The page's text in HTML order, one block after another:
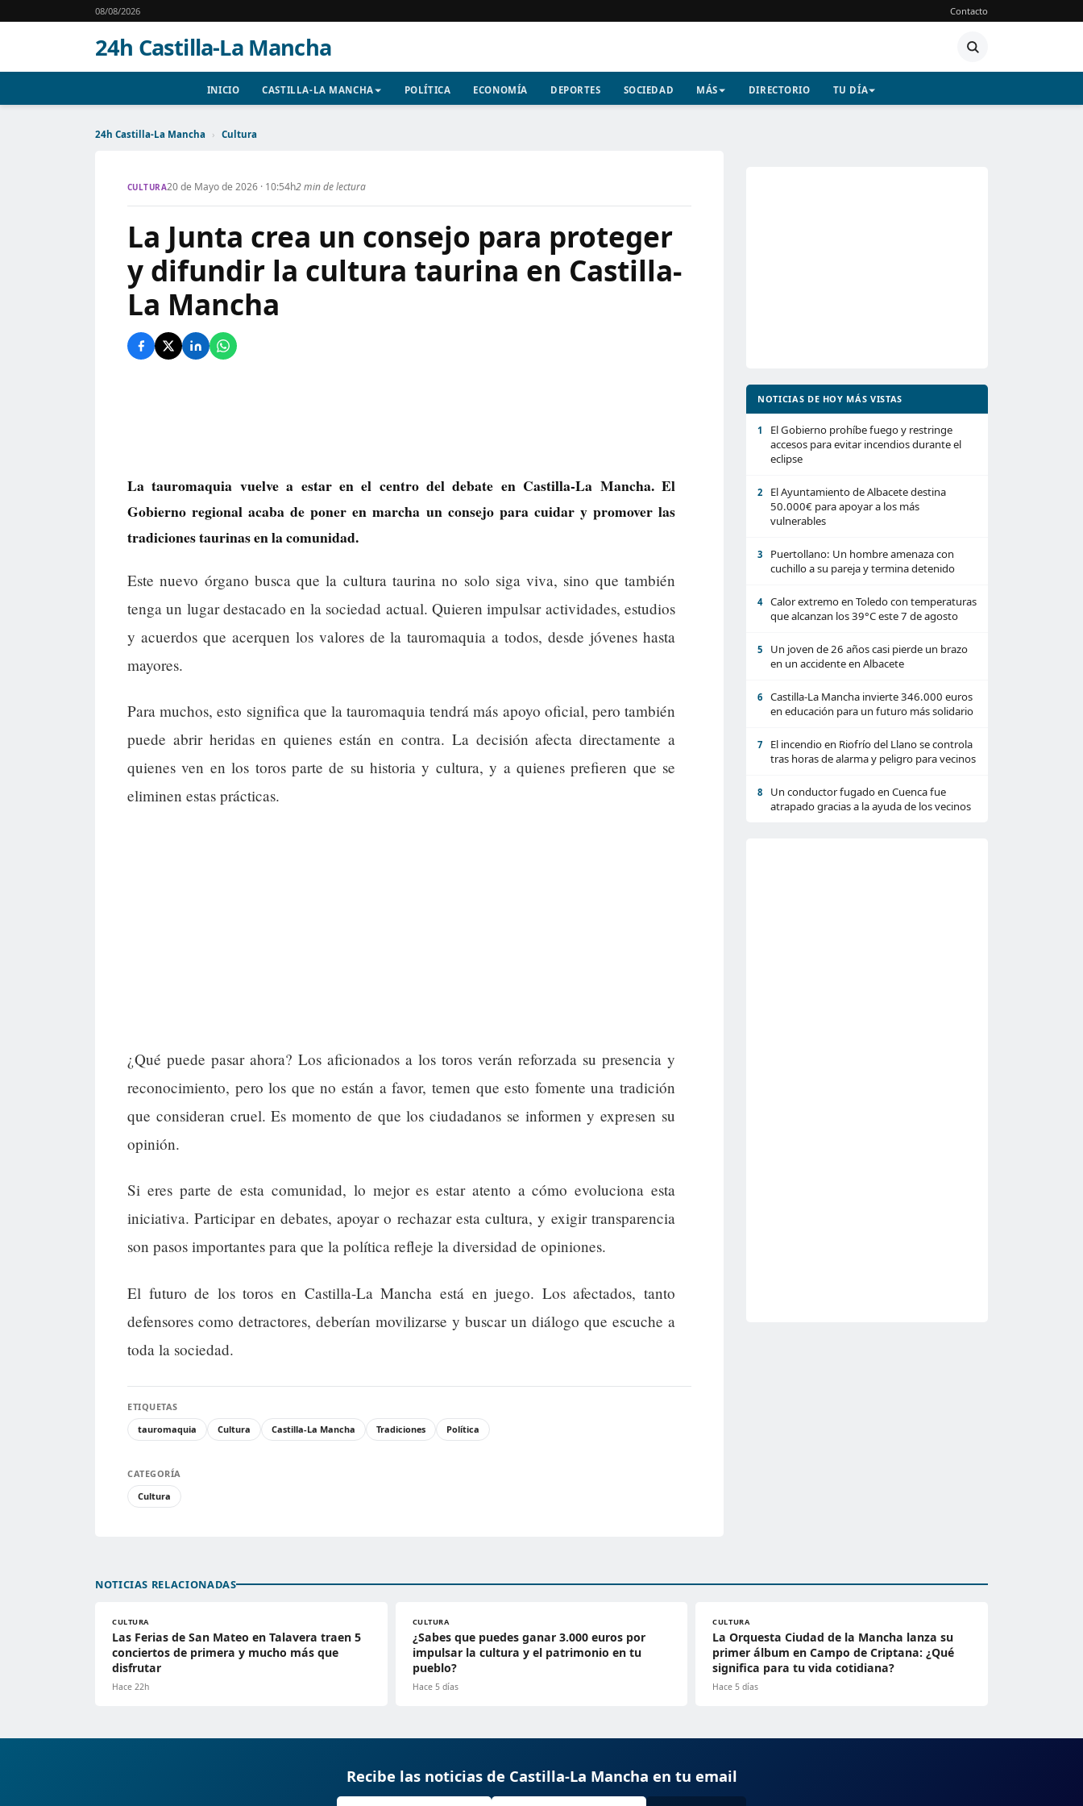
08/08/2026 Contacto
24h Castilla-La Mancha
INICIO CASTILLA-LA MANCHA POLÍTICA ECONOMÍA DEPORTES SOCIEDAD MÁS DIRECTORIO TU DÍA
24h Castilla-La Mancha › Cultura
CULTURA20 de Mayo de 2026 · 10:54h2 min de lectura
La Junta crea un consejo para proteger
y difundir la cultura taurina en Castilla-
La Mancha
La tauromaquia vuelve a estar en el centro del debate en Castilla-La Mancha. El
Gobierno regional acaba de poner en marcha un consejo para cuidar y promover las
tradiciones taurinas en la comunidad.
Este nuevo órgano busca que la cultura taurina no solo siga viva, sino que también
tenga un lugar destacado en la sociedad actual. Quieren impulsar actividades, estudios
y acuerdos que acerquen los valores de la tauromaquia a todos, desde jóvenes hasta
mayores.
Para muchos, esto significa que la tauromaquia tendrá más apoyo oficial, pero también
puede abrir heridas en quienes están en contra. La decisión afecta directamente a
quienes ven en los toros parte de su historia y cultura, y a quienes prefieren que se
eliminen estas prácticas.
¿Qué puede pasar ahora? Los aficionados a los toros verán reforzada su presencia y
reconocimiento, pero los que no están a favor, temen que esto fomente una tradición
que consideran cruel. Es momento de que los ciudadanos se informen y expresen su
opinión.
Si eres parte de esta comunidad, lo mejor es estar atento a cómo evoluciona esta
iniciativa. Participar en debates, apoyar o rechazar esta cultura, y exigir transparencia
son pasos importantes para que la política refleje la diversidad de opiniones.
El futuro de los toros en Castilla-La Mancha está en juego. Los afectados, tanto
defensores como detractores, deberían movilizarse y buscar un diálogo que escuche a
toda la sociedad.
ETIQUETAS
tauromaquia
Cultura Castilla-La Mancha Tradiciones Política
CATEGORÍA
Cultura
NOTICIAS DE HOY MÁS VISTAS
1
El Gobierno prohíbe fuego y restringe
accesos para evitar incendios durante el
eclipse
2
El Ayuntamiento de Albacete destina
50.000€ para apoyar a los más
vulnerables
3
Puertollano: Un hombre amenaza con
cuchillo a su pareja y termina detenido
4
Calor extremo en Toledo con temperaturas
que alcanzan los 39°C este 7 de agosto
5
Un joven de 26 años casi pierde un brazo
en un accidente en Albacete
6
Castilla-La Mancha invierte 346.000 euros
en educación para un futuro más solidario
7
El incendio en Riofrío del Llano se controla
tras horas de alarma y peligro para vecinos
8
Un conductor fugado en Cuenca fue
atrapado gracias a la ayuda de los vecinos
NOTICIAS RELACIONADAS
CULTURA
Las Ferias de San Mateo en Talavera traen 5
conciertos de primera y mucho más que
disfrutar
Hace 22h
CULTURA
¿Sabes que puedes ganar 3.000 euros por
impulsar la cultura y el patrimonio en tu
pueblo?
Hace 5 días
CULTURA
La Orquesta Ciudad de la Mancha lanza su
primer álbum en Campo de Criptana: ¿Qué
significa para tu vida cotidiana?
Hace 5 días
Recibe las noticias de Castilla-La Mancha en tu email